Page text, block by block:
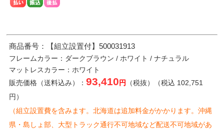
商品番号：【組立設置付】500031913
フレームカラー：ダークブラウン / ホワイト / ナチュラル
マットレスカラー：ホワイト
販売価格（送料込み）：93,410 円
（税抜）（税込 102,751
円）
（組立設置費を含みます。北海道は追加料金がかかります。沖縄
県・島しょ部、大型トラック通行不可地域など配送不可地域があ